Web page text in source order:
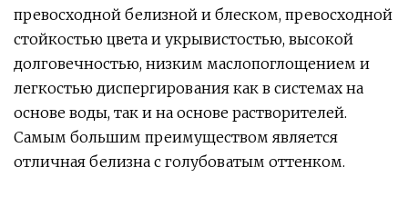
превосходной белизной и блеском, превосходной
стойкостью цвета и укрывистостью, высокой
долговечностью, низким маслопоглощением и
легкостью диспергирования как в системах на
основе воды, так и на основе растворителей.
Самым большим преимуществом является
отличная белизна с голубоватым оттенком.